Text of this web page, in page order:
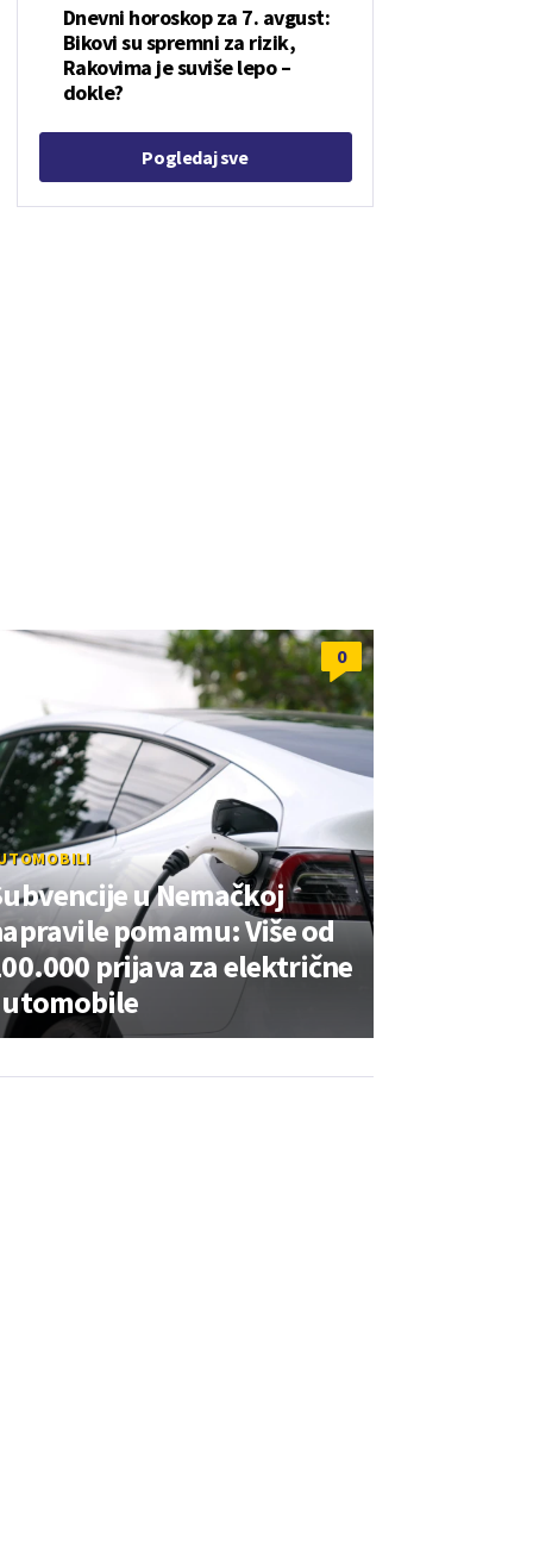
Dnevni horoskop za 7. avgust:
Bikovi su spremni za rizik,
Rakovima je suviše lepo –
dokle?
Pogledaj sve
0
u Nemačkoj
pomamu: Više od
prijava za električne